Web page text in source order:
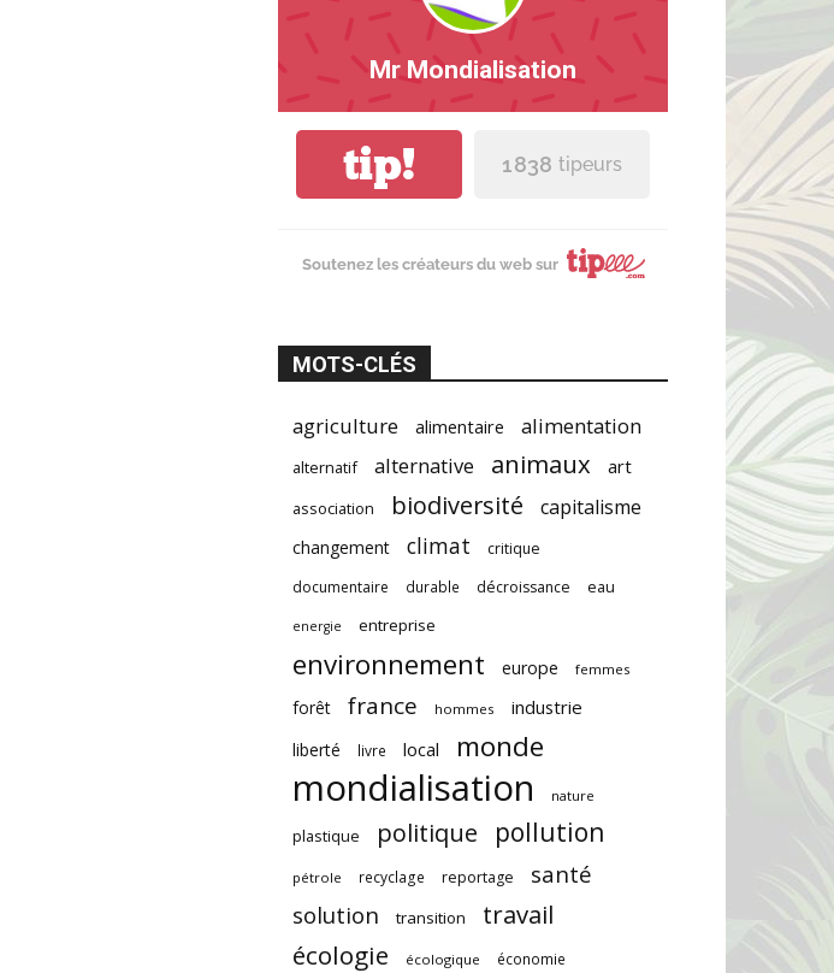
Mr Mondialisation
tip! 1 838 tipeurs
Soutenez les créateurs du web sur
MOTS-CLÉS
agriculture alimentaire alimentation
alternatif alternative animaux art
association biodiversité capitalisme
changement climat
critique
documentaire
durable décroissance eau
energie entreprise
environnement europe femmes
forêt france hommes industrie
liberté livre local monde
mondialisation nature
plastique politique pollution
pétrole recyclage reportage
santé
solution
transition
travail
écologie
écologique économie